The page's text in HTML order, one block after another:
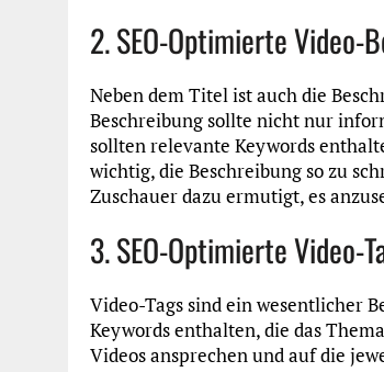
2. SEO-Optimierte Video-
Neben dem Titel ist auch die
Beschreibung sollte nicht nur
sollten relevante Keywords
wichtig, die Beschreibung so zu
Zuschauer dazu ermutigt, es
3. SEO-Optimierte Video-
Video-Tags sind ein wesentlicher
Keywords enthalten, die das
Videos ansprechen und auf die